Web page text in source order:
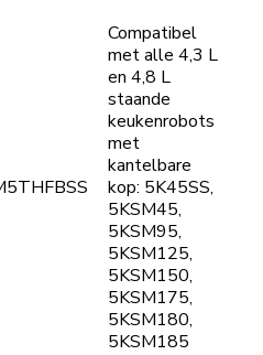
Compatibel
met alle 4,3 L
en 4,8 L
staande
keukenrobots
met
kantelbare
kop: 5K45SS,
5KSM45,
5KSM95,
5KSM125,
5KSM150,
5KSM175,
5KSM180,
5KSM185